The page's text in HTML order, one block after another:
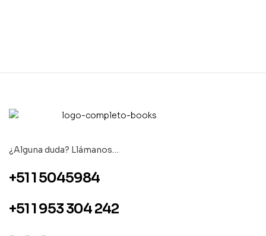
¿Alguna duda? Llámanos…
+51 1 5045984
+51 1 953 304 242